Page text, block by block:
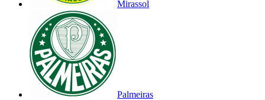
Mirassol
Palmeiras